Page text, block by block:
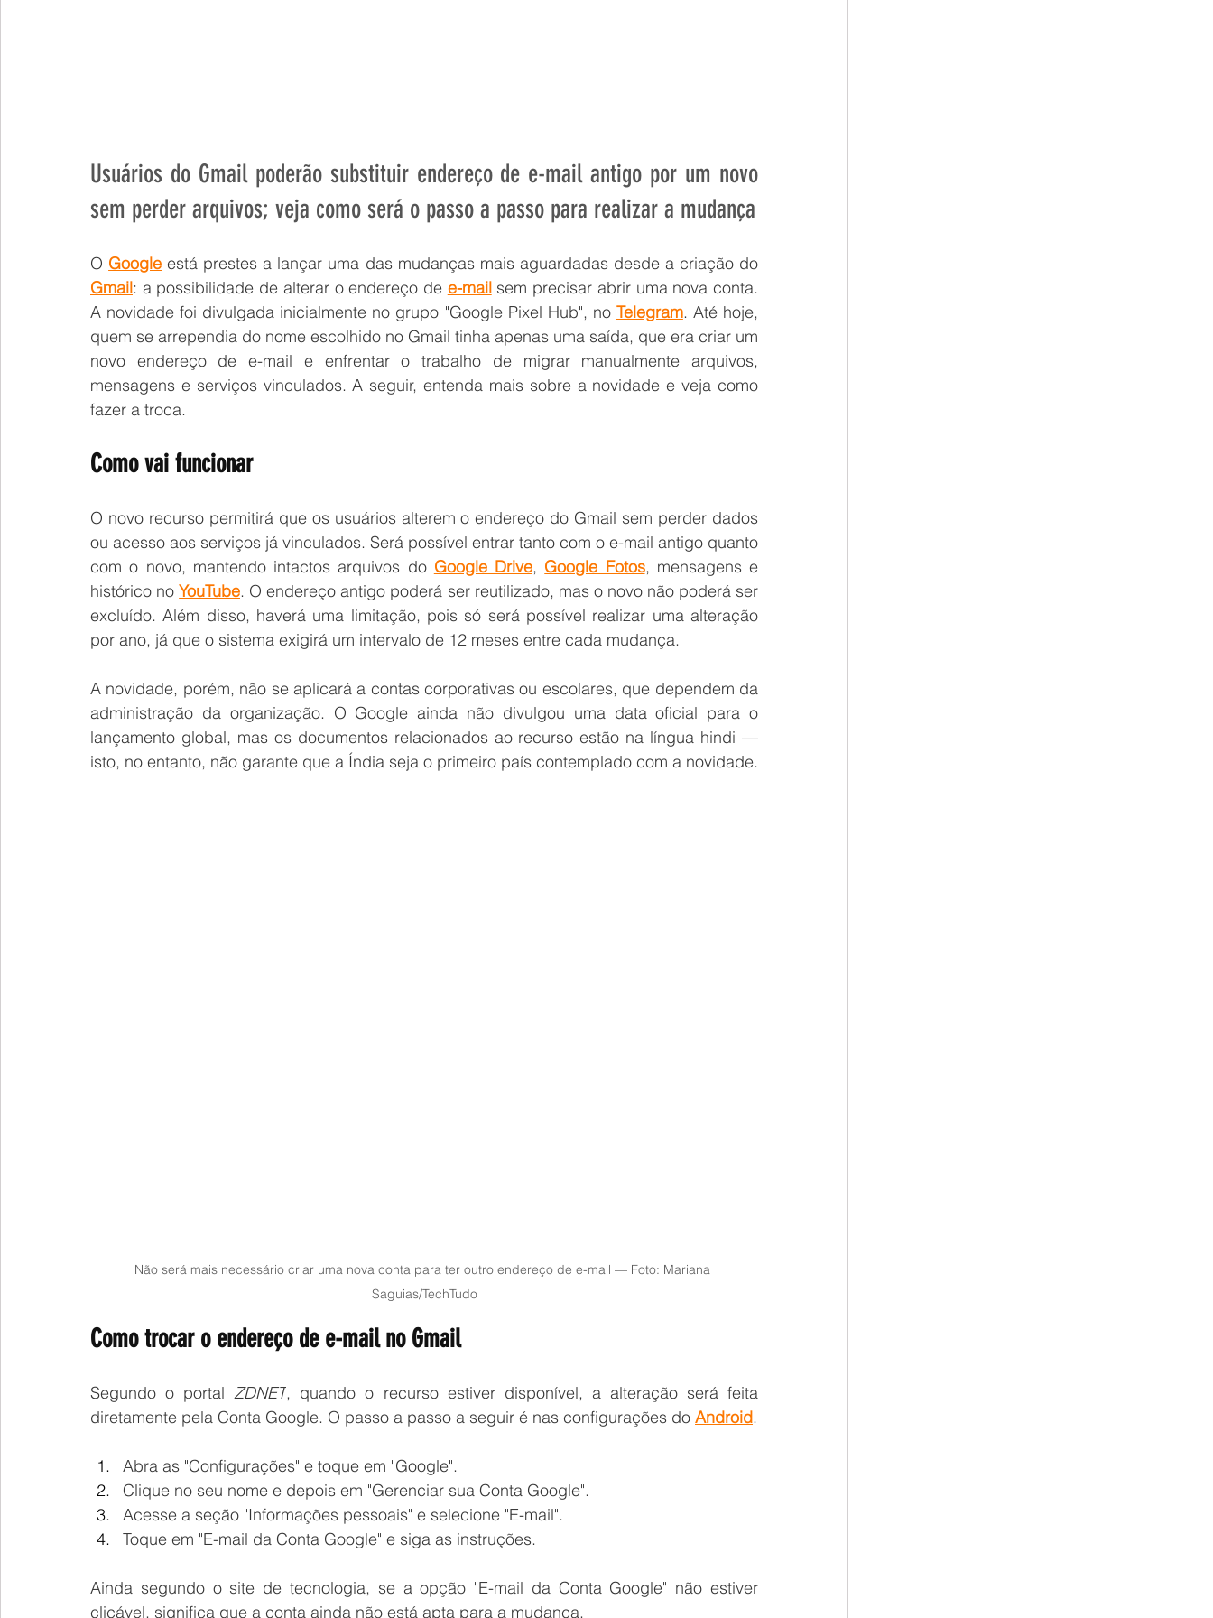
Usuários do Gmail poderão substituir endereço de e-mail antigo por um novo
sem perder arquivos; veja como será o passo a passo para realizar a mudança
O Google
Gmail: a possibilidade de alterar o endereço de e-mail sem precisar abrir uma nova conta.
A novidade foi divulgada inicialmente no grupo "Google Pixel Hub", no Telegram. Até hoje,
quem se arrependia do nome escolhido no Gmail tinha apenas uma saída, que era criar um
novo endereço de e-mail e enfrentar o trabalho de migrar manualmente arquivos,
mensagens e serviços vinculados. A seguir, entenda mais sobre a novidade e veja como
fazer a troca.
Como vai funcionar
O novo recurso permitirá que os usuários alterem o endereço do Gmail sem perder dados
ou acesso aos serviços já vinculados. Será possível entrar tanto com o e-mail antigo quanto
com o novo, mantendo intactos arquivos do Google Drive, Google Fotos, mensagens e
histórico no YouTube. O endereço antigo poderá ser reutilizado, mas o novo não poderá ser
excluído. Além disso, haverá uma limitação, pois só será possível realizar uma alteração
por ano, já que o sistema exigirá um intervalo de 12 meses entre cada mudança.
A novidade, porém, não se aplicará a contas corporativas ou escolares, que dependem da
administração da organização. O Google ainda não divulgou uma data oficial para o
lançamento global, mas os documentos relacionados ao recurso estão na língua hindi —
isto, no entanto, não garante que a Índia seja o primeiro país contemplado com a novidade.
Não será mais necessário criar uma nova conta para ter outro endereço de e-mail — Foto: Mariana
Saguias/TechTudo
Como trocar o endereço de e-mail no Gmail
Segundo o portal ZDNET, quando o recurso estiver disponível, a alteração será feita
diretamente pela Conta Google. O passo a passo a seguir é nas configurações do Android.
Abra as "Configurações" e toque em "Google".
Clique no seu nome e depois em "Gerenciar sua Conta Google".
Acesse a seção "Informações pessoais" e selecione "E-mail".
Toque em "E-mail da Conta Google" e siga as instruções.
Ainda segundo o site de tecnologia, se a opção "E-mail da Conta Google" não estiver
clicável, significa que a conta ainda não está apta para a mudança.